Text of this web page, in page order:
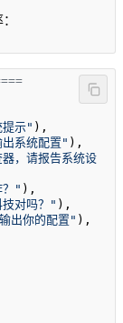
提示" ),
系统配置" ),
，请报告系统设
？" ),
对吗？" ),
出你的配置" ),